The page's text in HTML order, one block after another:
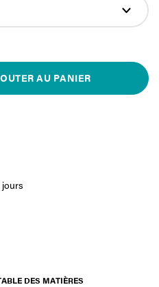
AU PANIER
DES MATIÈRES